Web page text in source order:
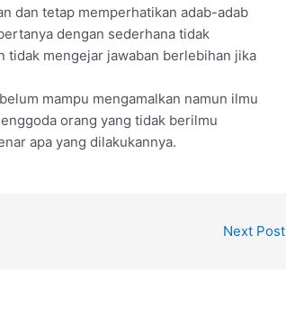
dan tetap memperhatikan adab-adab
dengan sederhana tidak
mengejar jawaban berlebihan jika
mampu mengamalkan namun ilmu
orang yang tidak berilmu
apa yang dilakukannya.
Next Post